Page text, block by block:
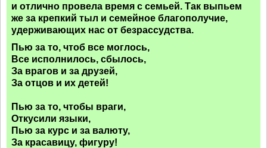
и отлично провела время с семьей. Так выпьем
же за крепкий тыл и семейное благополучие,
удерживающих нас от безрассудства.
Пью за то, чтоб все моглось,
Все исполнилось, сбылось,
За врагов и за друзей,
За отцов и их детей!
Пью за то, чтобы враги,
Откусили языки,
Пью за курс и за валюту,
За красавицу, фигуру!